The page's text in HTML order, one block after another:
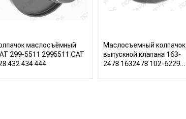
маслосъёмный
299-5511 2995511 CAT
432 434 444
Маслосъемный колпачок
выпускной клапана 163-
2478 1632478 102-6229